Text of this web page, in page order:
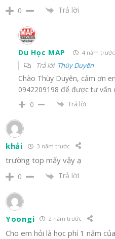
0 Trả lời
Du Học MAP 4 năm trước
Trả lời Thùy Duyên
Chào Thùy Duyên, cảm ơn
0942209198 để được tư vấn
0 Trả lời
khải 3 năm trước
trường top mấy vậy ạ
0 Trả lời
Yoongi 2 năm trước
Cho em hỏi là học phí 1 năm